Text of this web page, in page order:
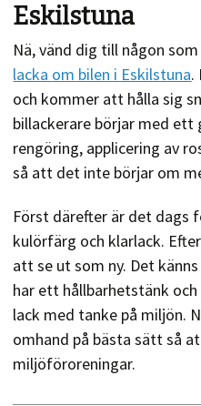
Eskilstuna
Nä, vänd dig till någon
lacka om bilen i Eskilstuna.
och kommer att hålla sig
billackerare börjar med
rengöring, applicering av
så att det inte börjar om
Först därefter är det dags
kulörfärg och klarlack.
att se ut som ny. Det
har ett hållbarhetstänk
lack med tanke på miljön.
omhand på bästa sätt så
miljöföroreningar.